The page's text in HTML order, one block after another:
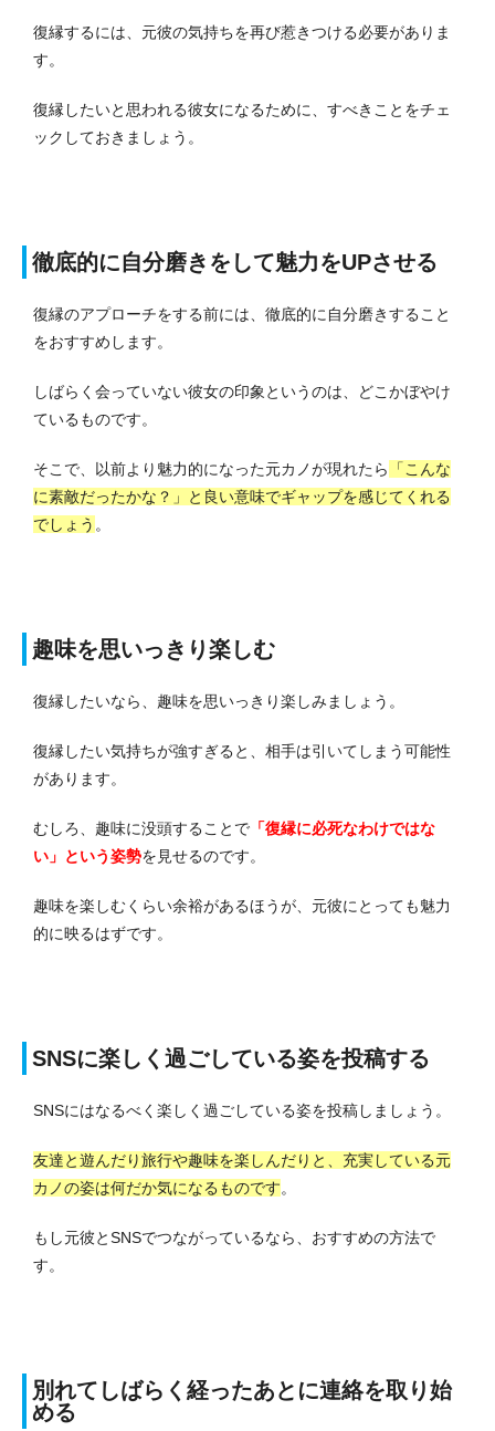
復縁するには、元彼の気持ちを再び惹きつける必要がありま
す。
復縁したいと思われる彼女になるために、すべきことをチェ
ックしておきましょう。
徹底的に自分磨きをして魅力をUPさせる
復縁のアプローチをする前には、徹底的に自分磨きすること
をおすすめします。
しばらく会っていない彼女の印象というのは、どこかぼやけ
ているものです。
そこで、以前より魅力的になった元カノが現れたら
「こんな
に素敵だったかな？」と良い意味でギャップを感じてくれる
でしょう 。
趣味を思いっきり楽しむ
復縁したいなら、趣味を思いっきり楽しみましょう。
復縁したい気持ちが強すぎると、相手は引いてしまう可能性
があります。
むしろ、趣味に没頭することで 「復縁に必死なわけではな
い」という姿勢を見せるのです。
趣味を楽しむくらい余裕があるほうが、元彼にとっても魅力
的に映るはずです。
SNSに楽しく過ごしている姿を投稿する
SNSにはなるべく楽しく過ごしている姿を投稿しましょう。
友達と遊んだり旅行や趣味を楽しんだりと、充実している元
カノの姿は何だか気になるものです。
もし元彼とSNSでつながっているなら、おすすめの方法で
す。
別れてしばらく経ったあとに連絡を取り始
める